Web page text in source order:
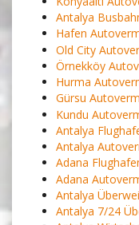
Antalya
Hafen
Old City
Örnekköy
Hurma
Gürsu
Kundu
Antalya
Antalya
Adana
Adana
Antalya
Antalya 7/24